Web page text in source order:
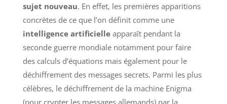
sujet nouveau. En effet, les premières apparitions
concrètes de ce que l’on définit comme une
intelligence artificielleapparaît pendant la
seconde guerre mondiale notamment pour faire
des calculs d’équations mais également pour le
déchiffrement des messages secrets. Parmi les plus
célèbres, le déchiffrement de la machine Enigma